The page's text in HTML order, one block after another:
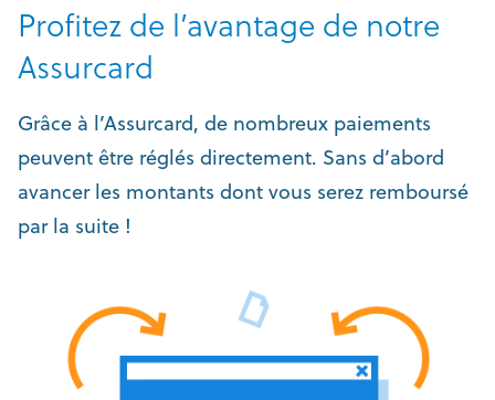
Profitez de l’avantage de notre
Assurcard
Grâce à l’Assurcard, de nombreux paiements
peuvent être réglés directement. Sans d’abord
avancer les montants dont vous serez remboursé
par la suite !